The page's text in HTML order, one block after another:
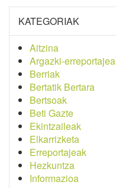
KATEGORIAK
Aitzina
Argazki-erreportajea
Berriak
Bertatik Bertara
Bertsoak
Beti Gazte
Ekintzaileak
Elkarrizketa
Erreportajeak
Hezkuntza
Informazioa